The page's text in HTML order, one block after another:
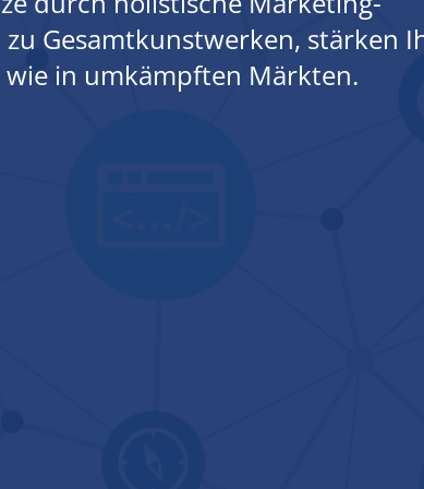
Gesamtkunstwerken, stärken
wie in umkämpften Märkten.